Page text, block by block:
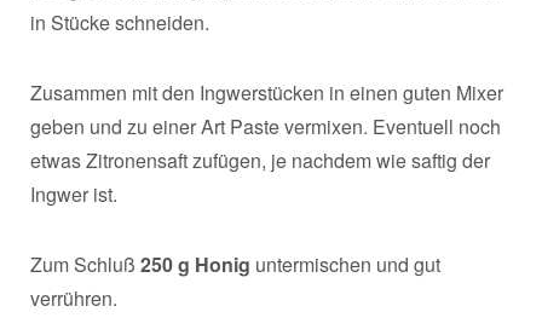
in Stücke schneiden.
Zusammen mit den Ingwerstücken in einen guten Mixer
geben und zu einer Art Paste vermixen. Eventuell noch
etwas Zitronensaft zufügen, je nachdem wie saftig der
Ingwer ist.
Zum Schluß 250 g Honig untermischen und gut
verrühren.